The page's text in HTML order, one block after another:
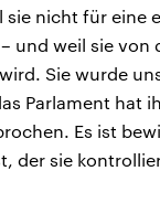
sie nicht für eine
und weil sie von
Sie wurde
Parlament hat
Es ist
der sie